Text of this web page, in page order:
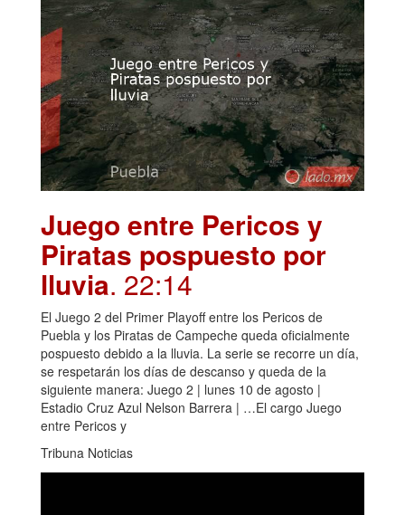
Juego entre Pericos y
Piratas pospuesto por
lluvia. 22:14
El Juego 2 del Primer Playoff entre los Pericos de
Puebla y los Piratas de Campeche queda oficialmente
pospuesto debido a la lluvia. La serie se recorre un día,
se respetarán los días de descanso y queda de la
siguiente manera: Juego 2 | lunes 10 de agosto |
Estadio Cruz Azul Nelson Barrera | …El cargo Juego
entre Pericos y
Tribuna Noticias